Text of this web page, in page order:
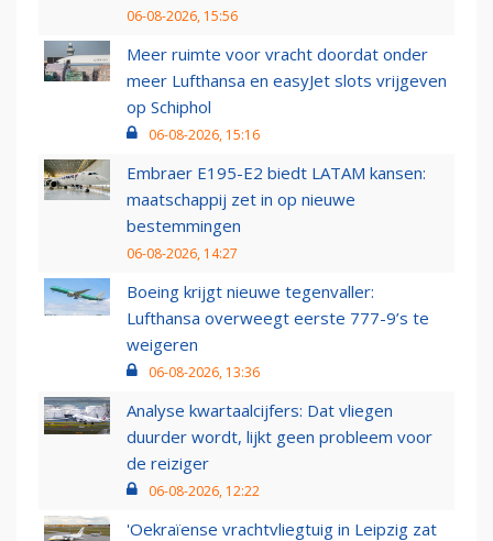
06-08-2026, 15:56
Meer ruimte voor vracht doordat onder
meer Lufthansa en easyJet slots vrijgeven
op Schiphol
06-08-2026, 15:16
Embraer E195-E2 biedt LATAM kansen:
maatschappij zet in op nieuwe
bestemmingen
06-08-2026, 14:27
Boeing krijgt nieuwe tegenvaller:
Lufthansa overweegt eerste 777-9’s te
weigeren
06-08-2026, 13:36
Analyse kwartaalcijfers: Dat vliegen
duurder wordt, lijkt geen probleem voor
de reiziger
06-08-2026, 12:22
'Oekraïense vrachtvliegtuig in Leipzig zat